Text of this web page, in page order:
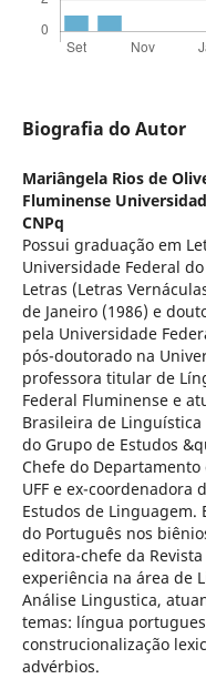
Biografia do Autor
Mariângela Rios de
Fluminense
CNPq
Possui graduação em
Universidade Federal
Letras (Letras
de Janeiro (1986) e
pela Universidade
pós-doutorado na
professora titular de
Federal Fluminense e
Brasileira de Linguística
do Grupo de Estudos
Chefe do Departamento
UFF e ex-coordenadora
Estudos de Linguagem.
do Português nos
editora-chefe da
experiência na área de
Análise Lingustica,
temas: língua
construcionalização
advérbios.